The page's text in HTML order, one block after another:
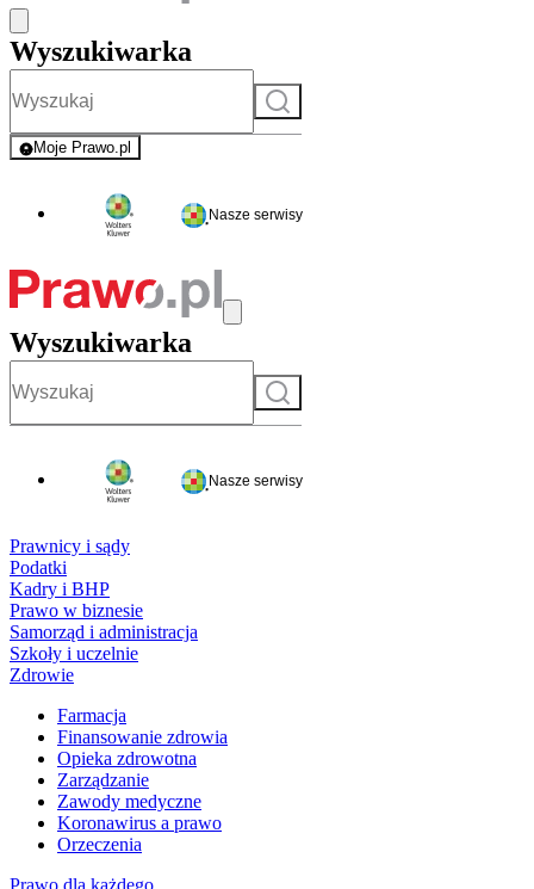
Wyszukiwarka
Szukaj
Moje Prawo.pl
- rejestracja i logowanie do serwisu
Nasze serwisy
Wyszukiwarka
Szukaj
Nasze serwisy
Prawnicy i sądy
Podatki
Kadry i BHP
Prawo w biznesie
Samorząd i administracja
Szkoły i uczelnie
Zdrowie
Farmacja
Finansowanie zdrowia
Opieka zdrowotna
Zarządzanie
Zawody medyczne
Koronawirus a prawo
Orzeczenia